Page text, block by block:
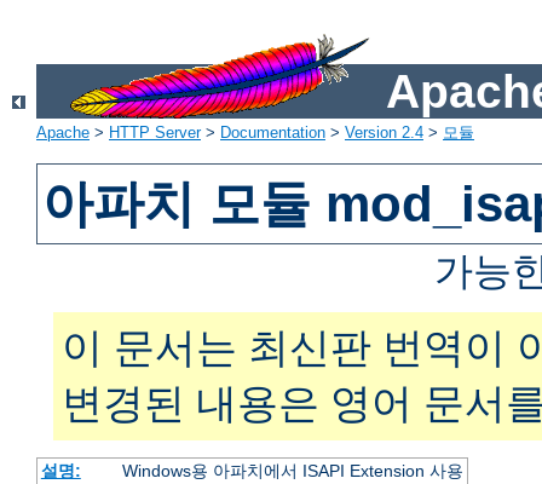
Apache > HTTP Server> Documentation > Version 2.4 > 모듈
아파치 모듈
가능
이 문서는 최신판 번역이
변경된 내용은 영어 문서
설명:
Windows용 아파치에서 ISAPI Extension 사용